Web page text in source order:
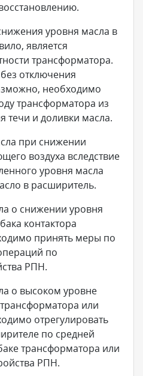
уровня масла в
является
трансформатора.
отключения
необходимо
трансформатора из
течи и доливки масла.
при снижении
воздуха вследствие
уровня масла
в расширитель.
о снижении уровня
контактора
принять меры по
по
РПН.
о высоком уровне
или
отрегулировать
по средней
трансформатора или
РПН.